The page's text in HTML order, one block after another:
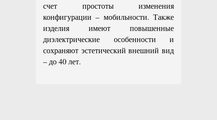
счет простоты изменения
конфигурации – мобильности. Также
изделия имеют повышенные
диэлектрические особенности и
сохраняют эстетический внешний вид
– до 40 лет.